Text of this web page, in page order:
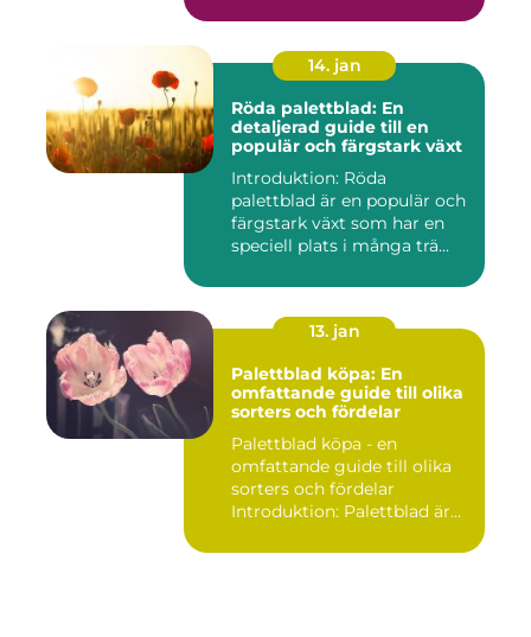
14. jan
Röda palettblad: En
detaljerad guide till en
populär och färgstark växt
Introduktion: Röda
palettblad är en populär och
färgstark växt som har en
speciell plats i många trä...
13. jan
Palettblad köpa: En
omfattande guide till olika
sorters och fördelar
Palettblad köpa - en
omfattande guide till olika
sorters och fördelar
Introduktion: Palettblad är